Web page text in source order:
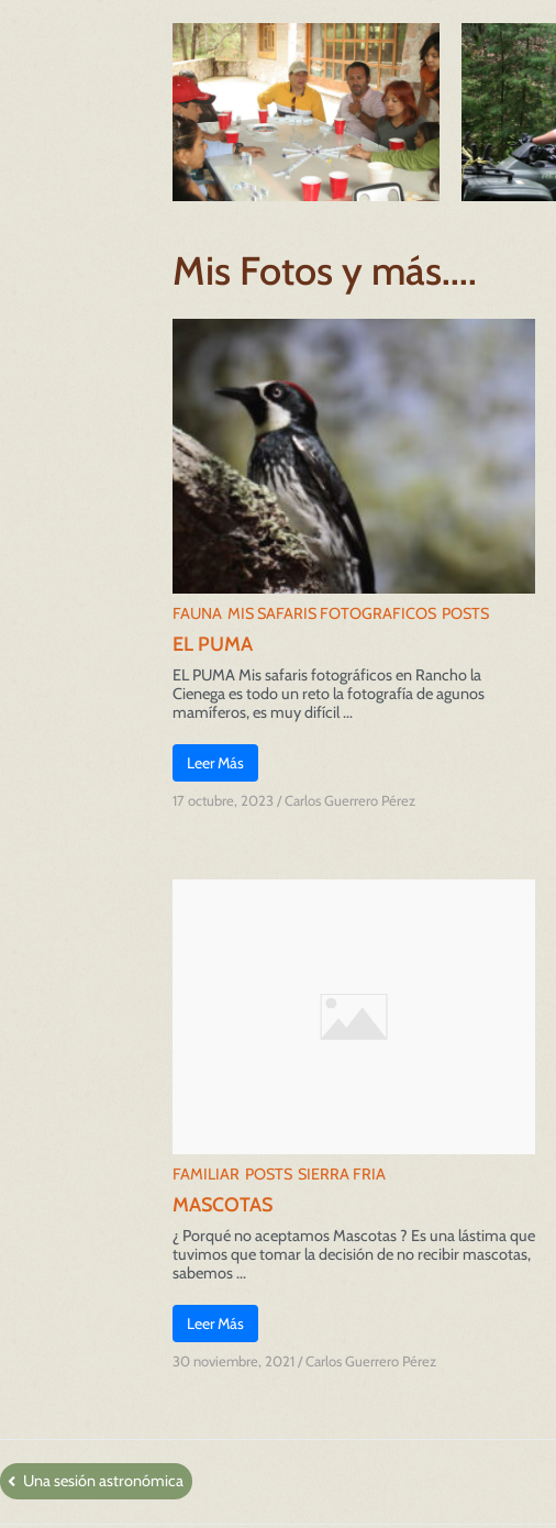
Mis Fotos y más....
FAUNA MIS SAFARIS FOTOGRAFICOS POSTS
EL PUMA
EL PUMA Mis safaris fotográficos en Rancho la
Cienega es todo un reto la fotografía de agunos
mamíferos, es muy difícil ...
Leer Más
17 octubre, 2023 /Carlos Guerrero Pérez
FAMILIAR POSTS SIERRA FRIA
MASCOTAS
¿ Porqué no aceptamos Mascotas ? Es una lástima que
tuvimos que tomar la decisión de no recibir mascotas,
sabemos ...
Leer Más
30 noviembre, 2021 /Carlos Guerrero Pérez
Una sesión astronómica